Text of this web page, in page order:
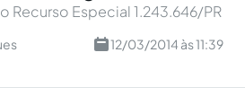
Recurso Especial 1.243.646/PR
12/03/2014 às 11:39